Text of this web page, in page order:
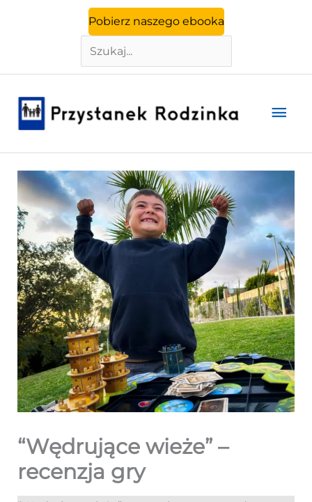
Pobierz naszego ebooka
Szukaj
“Wędrujące wieże” –
recenzja gry